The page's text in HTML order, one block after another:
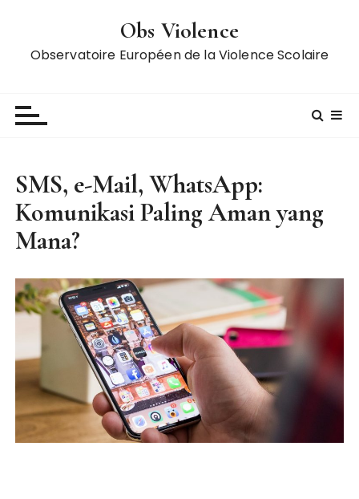
Obs Violence
Observatoire Européen de la Violence Scolaire
SMS, e-Mail, WhatsApp:
Komunikasi Paling Aman yang
Mana?